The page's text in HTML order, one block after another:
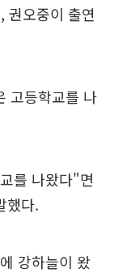
권오중이 출연
고등학교를 나
를 나왔다"면
했다.
강하늘이 왔